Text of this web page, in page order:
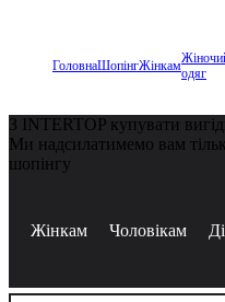
ГоловнаШопінгЖінкамодяг
З INTERTOP купувати
Ми надсилатимемо вам
шопінгу
Жінкам Чоловікам